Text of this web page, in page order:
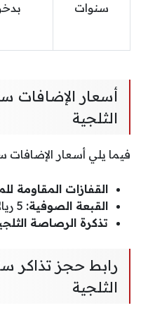
سنوات
أسعار الإضافات
الثلجية
فيما يلي أسعار الإضافات
القفازات المقاومة
القبعة الصوفية:
تذكرة الرصاصة
رابط حجز تذاكر
الثلجية